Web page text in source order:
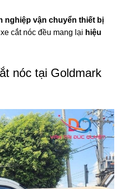
nghiệp vận chuyển thiết bị
cắt nóc đều mang lại hiệu
nóc tại Goldmark